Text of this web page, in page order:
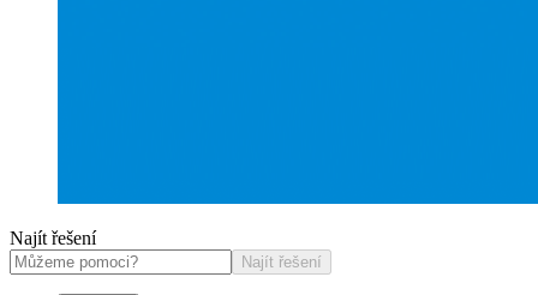
Najít řešení
Najít řešení